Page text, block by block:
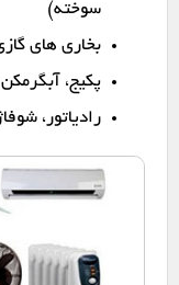
سوخته)
بخاری های
پکیج،
رادیاتور،